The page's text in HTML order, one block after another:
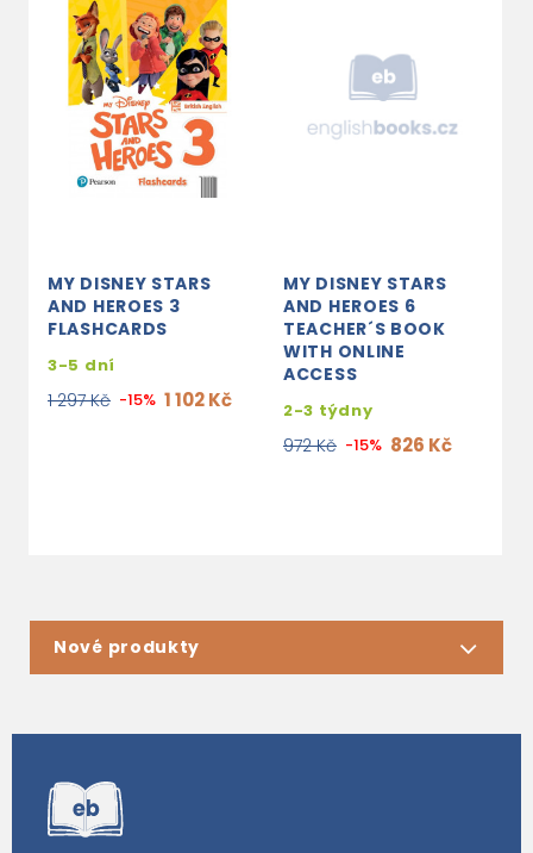
MY DISNEY STARS
AND HEROES 3
FLASHCARDS
3-5 dní
1 297 Kč -15% 1 102 Kč
MY DISNEY STARS
AND HEROES 6
TEACHER´S BOOK
WITH ONLINE
ACCESS
2-3 týdny
972 Kč -15% 826 Kč
Nové produkty